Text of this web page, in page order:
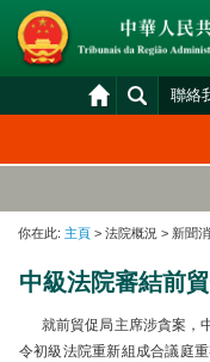
聯絡
法院概況
案件分發及排期
司法變賣
你在此: 主頁 > 法院概況 > 新聞
中級法院審結前
就前貿促局主席涉貪案，
令初級法院重新組成合議庭